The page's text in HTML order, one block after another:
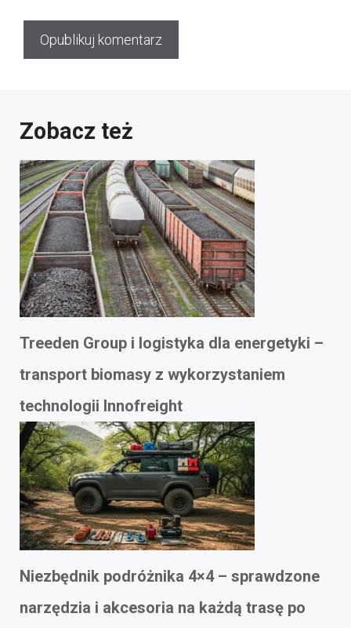
Zobacz też
Treeden Group i logistyka dla energetyki –
transport biomasy z wykorzystaniem
technologii Innofreight
Niezbędnik podróżnika 4×4 – sprawdzone
narzędzia i akcesoria na każdą trasę po